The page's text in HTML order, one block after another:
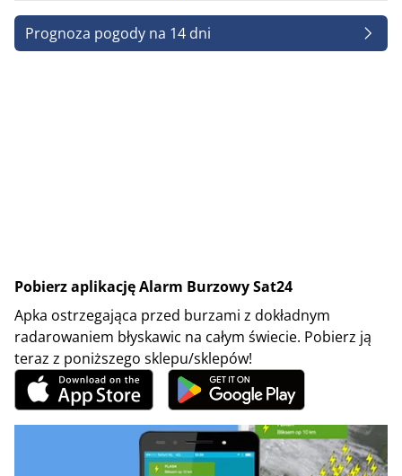
Prognoza pogody na 14 dni
Pobierz aplikację Alarm Burzowy Sat24
Apka ostrzegająca przed burzami z dokładnym
radarowaniem błyskawic na całym świecie. Pobierz ją
teraz z poniższego sklepu/sklepów!